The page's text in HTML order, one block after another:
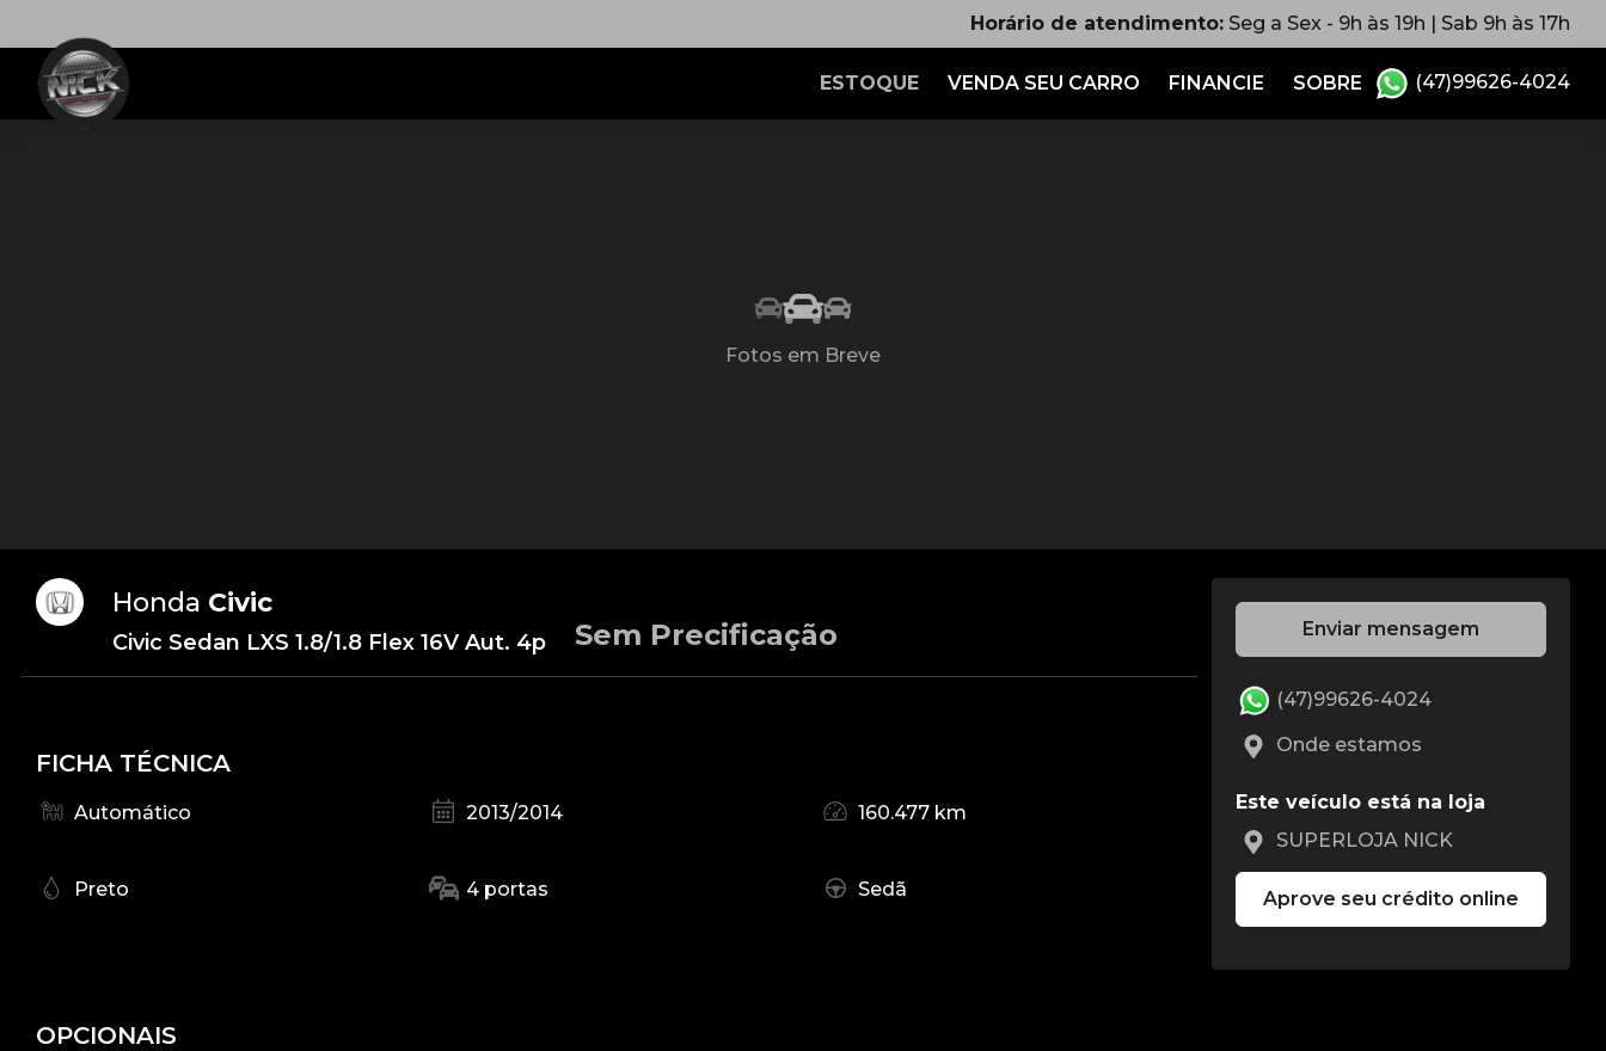
Horário de atendimento: Seg a Sex - 9h às 19h | Sab 9h às 17h
ESTOQUE VENDA SEU CARRO FINANCIE SOBRE (47)99626-4024
Fotos em Breve
Honda Civic
Civic Sedan LXS 1.8/1.8 Flex 16V Aut. 4p Sem Precificação
FICHA TÉCNICA
Automático 2013/2014 160.477 km
Preto 4 portas Sedã
OPCIONAIS
Enviar mensagem
(47)99626-4024
Onde estamos
Este veículo está na loja
SUPERLOJA NICK
Aprove seu crédito online